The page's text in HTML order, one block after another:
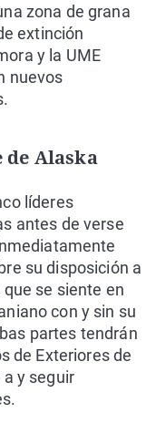
zona de grana
extinción
y la UME
nuevos
de Alaska
líderes
antes de verse
su disposición a
se siente en
con y sin su
partes tendrán
de Exteriores de
a y seguir